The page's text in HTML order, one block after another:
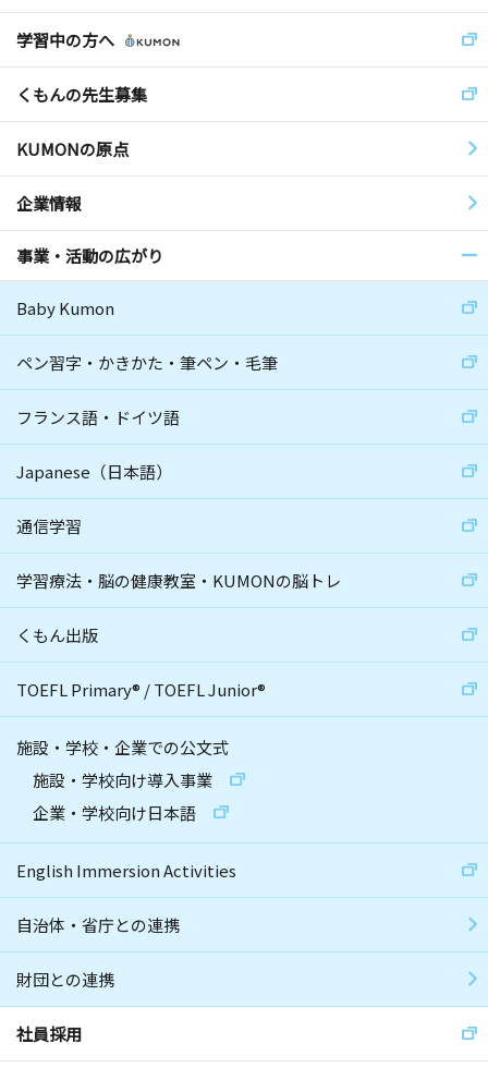
学習中の方へ
くもんの先生募集
KUMONの原点
企業情報
事業・活動の広がり
Baby Kumon
ペン習字・かきかた・筆ペン・毛筆
フランス語・ドイツ語
Japanese（日本語）
通信学習
学習療法・脳の健康教室・KUMONの脳トレ
くもん出版
TOEFL Primary® /TOEFL Junior®
施設・学校・企業での公文式
施設・学校向け導入事業
企業・学校向け日本語
English Immersion Activities
自治体・省庁との連携
財団との連携
社員採用